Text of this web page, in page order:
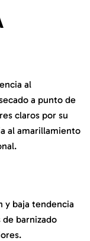
al
a punto de
claros por su
al amarillamiento
y baja tendencia
barnizado